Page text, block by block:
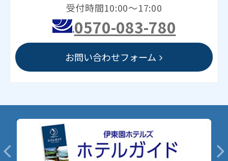
受付時間10:00～17:00
0570-083-780
お問い合わせフォーム